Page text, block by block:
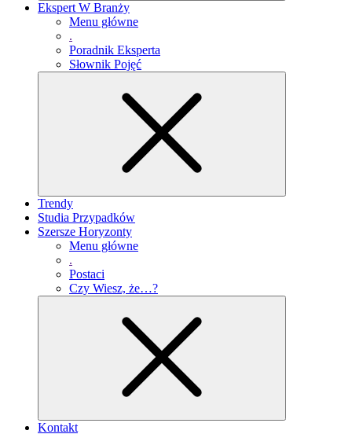
Ekspert W Branży
Menu główne
.
Poradnik Eksperta
Słownik Pojęć
Trendy
Studia Przypadków
Szersze Horyzonty
Menu główne
.
Postaci
Czy Wiesz, że…?
Kontakt